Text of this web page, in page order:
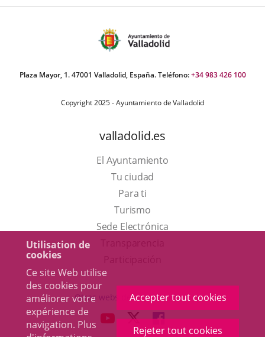
Utilisation de
cookies
Ce site Web utilise
des cookies pour
améliorer votre
expérience de
navigation. Plus
Accepter tout cookies
Rejeter tout cookies
Plaza Mayor, 1. 47001 Valladolid, España. Teléfono:+34 983 426 100
Copyright 2025 - Ayuntamiento de Valladolid
valladolid.es
El Ayuntamiento
Tu ciudad
Para ti
TurismoEste
enlace
una
ventana
nueva.
Sede Electrónica
externa.
Otras webs del ayuntamiento
ENLACEENLACE
A
ENLACE
A